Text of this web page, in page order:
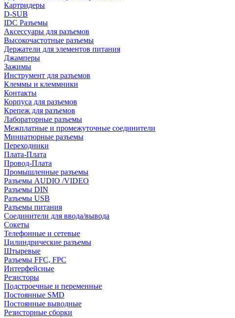
Картридеры
D-SUB
IDC Разъемы
Аксессуары для разъемов
Высокочастотные разъемы
Держатели для элементов питания
Джамперы
Зажимы
Инструмент для разъемов
Клеммы и клеммники
Контакты
Корпуса для разъемов
Крепеж для разъемов
Лабораторные разъемы
Межплатные и промежуточные соединители
Миниатюрные разъемы
Переходники
Плата-Плата
Провод-Плата
Промышленные разъемы
Разъемы AUDIO /VIDEO
Разъемы DIN
Разъемы USB
Разъемы питания
Соединители для ввода/вывода
Сокеты
Телефонные и сетевые
Цилиндрические разъемы
Штыревые
Разъемы FFC, FPC
Интерфейсные
Резисторы
Подстроечные и переменные
Постоянные SMD
Постоянные выводные
Резисторные сборки